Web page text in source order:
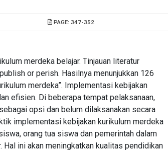
PAGE: 347-352
merdeka belajar. Tinjauan literatur
or perish. Hasilnya menunjukkan 126
merdeka”. Implementasi kebijakan
efisien. Di beberapa tempat pelaksanaan,
opsi dan belum dilaksanakan secara
implementasi kebijakan kurikulum merdeka
orang tua siswa dan pemerintah dalam
ini akan meningkatkan kualitas pendidikan